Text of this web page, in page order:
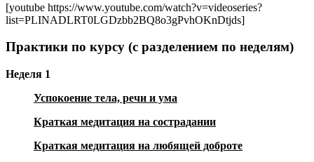
[youtube https://www.youtube.com/watch?v=videoseries?
list=PLINADLRT0LGDzbb2BQ8o3gPvhOKnDtjds]
Практики по курсу (с разделением по неделям)
Неделя 1
Успокоение тела, речи и ума
Краткая медитация на сострадании
Краткая медитация на любящей доброте